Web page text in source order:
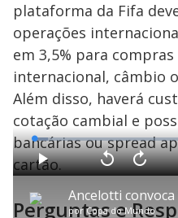
plataforma da Fifa
operações
em 3,5% para
internacional, câmbio
Além disso, haverá
cotação cambial e
bancárias ou spread
cartão.
porCopa do Mundo
P V
t
a
r
A
n
ç
a
L
o
a
d
e
5
.
5
Perguntas e